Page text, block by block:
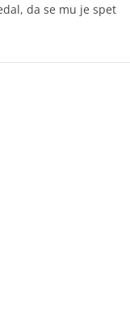
da se mu je spet